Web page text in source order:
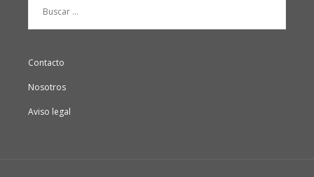
Contacto
Nosotros
Aviso legal